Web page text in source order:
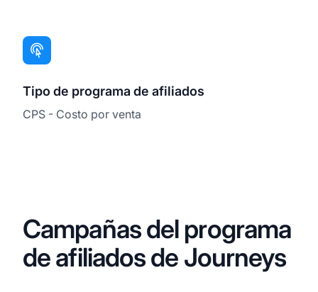
Tipo de programa de afiliados
CPS - Costo por venta
Campañas del programa
de afiliados de Journeys